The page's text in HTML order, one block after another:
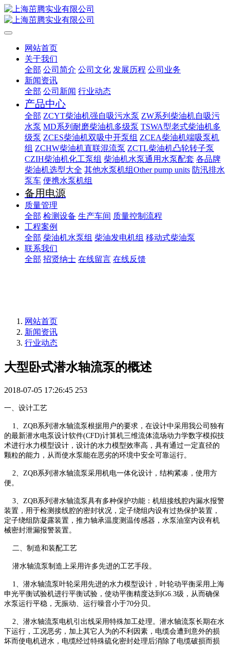
网站首页
关于我们
全部 公司简介 公司文化 发展历程 公司业务
新闻资讯
全部 公司新闻 行业动态
产品中心
全部 ZCYT柴油机强自吸污水泵 ZW系列柴油机自吸污
水泵 MD系列耐磨柴油机多级泵 TSWA型老式柴油机多
级泵 ZCES柴油机双吸中开泵组 ZCEA柴油机端吸泵机
组 ZCHW柴油机直联混流泵 ZCTL柴油机凸轮转子泵
CZIH柴油机化工泵组 柴油机水泵通用水泵配套 各品牌
柴油机选型大全 其他水泵机组Other pump units 防汛排水
泵车 便携水泵机组
备用电源
质量管理
全部 检测设备 生产车间 质量控制流程
工程案例
全部 柴油机水泵组 柴油发电机组 移动式柴油泵
联系我们
全部 招贤纳士 在线留言 在线反馈
网站首页
新闻资讯
行业动态
大型卧式潜水轴流泵的概述
2018-07-05 17:26:45 253
一、设计工艺
1、ZQB系列潜水轴流泵根据用户的要求，在设计中采用我公司独有
的最新潜水电泵设计软件(CFD)计算机三维流体流场动力学数字模拟技
术进行水力模型设计，设计的水力模型效率高，具有通过一定直径的
颗粒的能力，从而使水泵能在恶劣的环境中安全可靠运行。
2、ZQB系列潜水轴流泵采用机电一体化设计，结构紧凑，使用方
便。
3、ZQB系列潜水轴流泵具有多种保护功能：机组接线腔内漏水报警
装置，用于检测接线腔的密封状况，定子绕组内设有过热保护装置，
定子绕组防凝露装置，推力轴承温度测温传感器，水泵油室内设有机
械密封泄漏报警装置。
二、制造和装配工艺
潜水轴流泵制造上采用许多先进的工艺手段。
1、潜水轴流泵叶轮采用先进的水力模型设计，叶轮动平衡采用上海
申光平衡试验机进行平衡试验，使动平衡精度达到G6.3级，从而确保
水泵运行平稳，无振动、运行噪音小于70分贝。
2、潜水轴流泵电机引出线采用特殊加工处理。潜水轴流泵长期在水
下运行，工况恶劣，加上其它人为的不利因素，电缆会遭到意外的损
坏而使电机进水，电缆经过特殊硫化密封处理后消除了电缆破损而损